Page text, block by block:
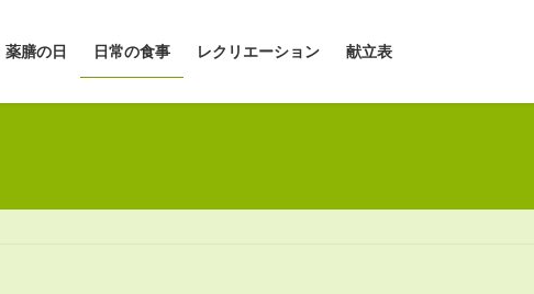
薬膳の日 日常の食事 レクリエーション 献立表